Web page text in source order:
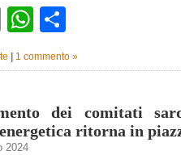
EmailWhatsApp
| 1 commento »
dei comitati
ritorna in
2024